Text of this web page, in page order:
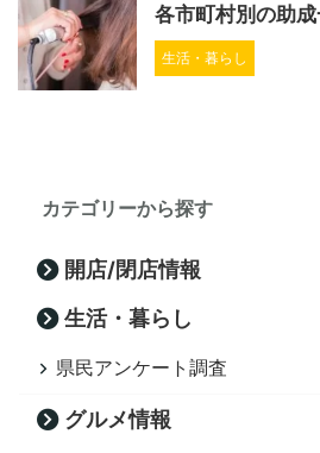
各市町村別の助成
生活・暮らし
カテゴリーから探す
開店/閉店情報
生活・暮らし
県民アンケート調査
グルメ情報